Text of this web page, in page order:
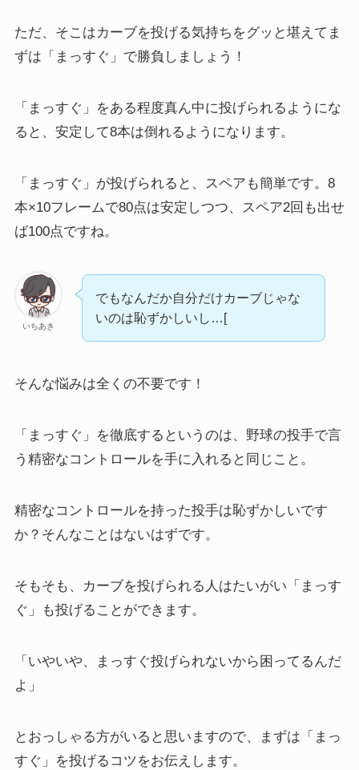
ただ、そこはカーブを投げる気持ちをグッと堪えてま
ずは「まっすぐ」で勝負しましょう！
「まっすぐ」をある程度真ん中に投げられるようにな
ると、安定して8本は倒れるようになります。
「まっすぐ」が投げられると、スペアも簡単です。8
本×10フレームで80点は安定しつつ、スペア2回も出せ
ば100点ですね。
いちあき
でもなんだか自分だけカーブじゃな
いのは恥ずかしいし…[
そんな悩みは全くの不要です！
「まっすぐ」を徹底するというのは、野球の投手で言
う精密なコントロールを手に入れると同じこと。
精密なコントロールを持った投手は恥ずかしいです
か？そんなことはないはずです。
そもそも、カーブを投げられる人はたいがい「まっす
ぐ」も投げることができます。
「いやいや、まっすぐ投げられないから困ってるんだ
よ」
とおっしゃる方がいると思いますので、
まずは「まっ
すぐ」を投げるコツ をお伝えします。